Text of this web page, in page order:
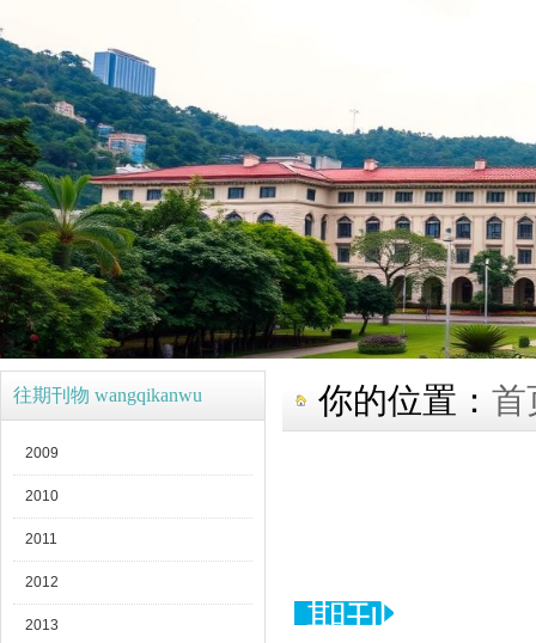
往期刊物 wangqikanwu
2009
2010
2011
2012
2013
你的位置： 首
期刊目录